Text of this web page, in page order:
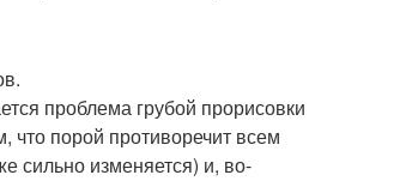
проблема грубой прорисовки
что порой противоречит всем
сильно изменяется) и, во-